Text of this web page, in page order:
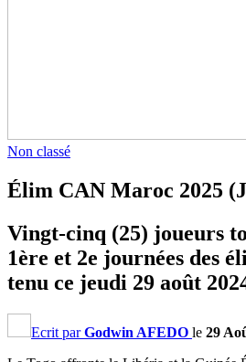
Non classé
Élim CAN Maroc 2025
Vingt-cinq (25) joueurs
1ère et 2e journées des
tenu ce jeudi 29 août
Ecrit parGodwin AFEDO le 29